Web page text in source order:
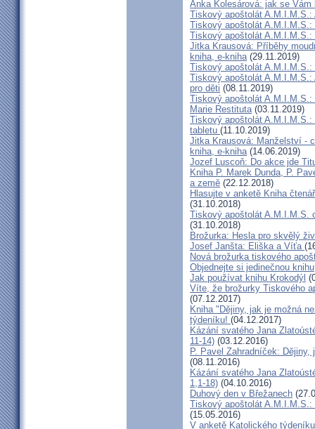
Anka Kolesárová: jak se Vám
Tiskový apoštolát A.M.I.M.S.:
Tiskový apoštolát
Tiskový apoštolát
Jitka Krausová: Příběhy
kniha, e-kniha (29.11.2019)
Tiskový apoštolát
Tiskový apoštolát
pro děti (08.11.2019)
Tiskový apoštolát
Marie Restituta (03.11.2019)
Tiskový apoštolát
tabletu (11.10.2019)
Jitka Krausová: Manželství -
kniha, e-kniha (14.06.2019)
Jozef Luscoň: Do akce jde
Kniha P. Marek Dunda, P.
a země (22.12.2018)
Hlasujte v anketě Kniha
(31.10.2018)
Tiskový apoštolát A.M.I.M.S.
(31.10.2018)
Brožurka: Hesla pro skvělý
Josef Janšta: Eliška a Víťa
Nová brožurka tiskového
Objednejte si jedinečnou knihu
Jak používat knihu Krokodýl
Víte, že brožurky Tiskového
(07.12.2017)
Kniha "Dějiny, jak je možná
týdeníku! (04.12.2017)
Kázání svatého Jana
11-14) (03.12.2016)
P. Pavel Zahradníček:
(08.11.2016)
Kázání svatého Jana
1,1-18) (04.10.2016)
Duhový den v Břežanech
Tiskový apoštolát
(15.05.2016)
V anketě Katolického